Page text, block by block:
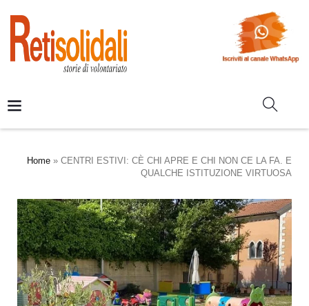
Home » CENTRI ESTIVI: CÈ CHI APRE E CHI NON CE LA FA. E
QUALCHE ISTITUZIONE VIRTUOSA